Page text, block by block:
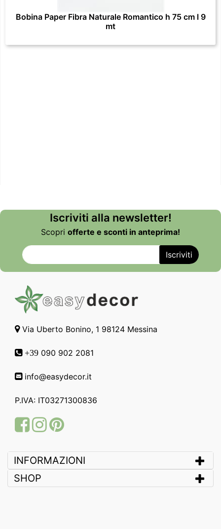
Bobina Paper Fibra Naturale Romantico h 75 cm l 9
mt
Iscriviti alla newsletter!
Scopri offerte e sconti in anteprima!
Via Uberto Bonino, 1 98124 Messina
+39 090 902 2081
info@easydecor.it
P.IVA: IT03271300836
FacebookInstagram
Pinterest
INFORMAZIONI
SHOP